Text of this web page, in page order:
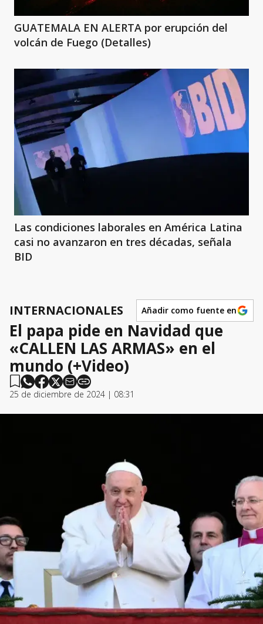
GUATEMALA EN ALERTA por erupción del
volcán de Fuego (Detalles)
Las condiciones laborales en América Latina
casi no avanzaron en tres décadas, señala
BID
INTERNACIONALES Añadir como fuente en
El papa pide en Navidad que
«CALLEN LAS ARMAS» en el
mundo (+Video)
25 de diciembre de 2024 | 08:31